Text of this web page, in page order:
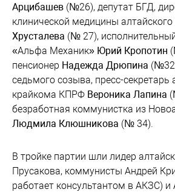
Арцибашев (№26), депутат БГД,
клинической медицины
Хрусталева (№ 27),
«Альфа Механик» Юрий Кропотин
пенсионер Надежда Дрюпина
седьмого созыва, пресс-секретарь
крайкома КПРФ Вероника Лапина
безработная коммунистка из
Людмила Клюшникова (№ 34).
В тройке партии шли лидер
Прусакова, коммунисты Андрей
работает консультантом в АКЗС) и